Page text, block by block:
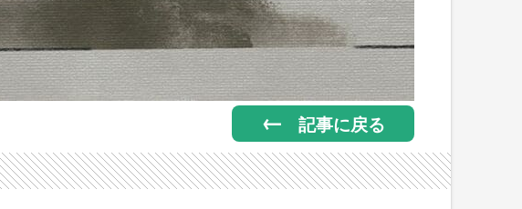
記事に戻る